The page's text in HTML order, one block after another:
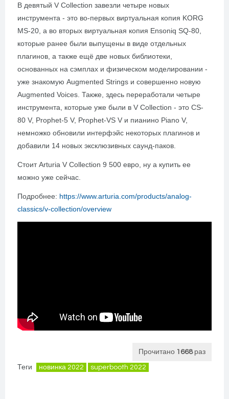
В девятый V Collection завезли четыре новых
инструмента - это во-первых виртуальная копия KORG
МS-20, а во вторых виртуальная копия Ensoniq SQ-80,
которые ранее были выпущены в виде отдельных
плагинов, а также ещё две новых библиотеки,
основанных на сэмплах и физическом моделировании -
уже знакомую Augmented Strings и совершенно новую
Augmented Voices. Также, здесь переработали четыре
инструмента, которые уже были в V Collection - это CS-
80 V, Prophet-5 V, Prophet-VS V и пианино Piano V,
немножко обновили интерфэйс некоторых плагинов и
добавили 14 новых эксклюзивных саунд-паков.
Стоит Arturia V Collection 9 500 евро, ну а купить ее
можно уже сейчас.
Подробнее: https://www.arturia.com/products/analog-
classics/v-collection/overview
Прочитано 1668раз
Теги новинка 2022 superbooth 2022